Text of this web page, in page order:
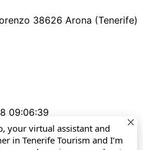
your virtual assistant and
in Tenerife Tourism and I’m
38626 Arona (Tenerife)
09:06:39